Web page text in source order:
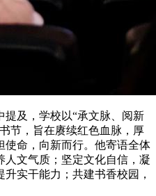
及，学校以“承文脉、阅新
节，旨在赓续红色血脉，厚
使命，向新而行。他寄语全体
人文气质；坚定文化自信，凝
实干能力；共建书香校园，